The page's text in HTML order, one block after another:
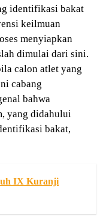
identifikasi bakat
keilmuan
menyiapkan
dimulai dari sini.
calon atlet yang
cabang
bahwa
yang didahului
bakat,
IX Kuranji